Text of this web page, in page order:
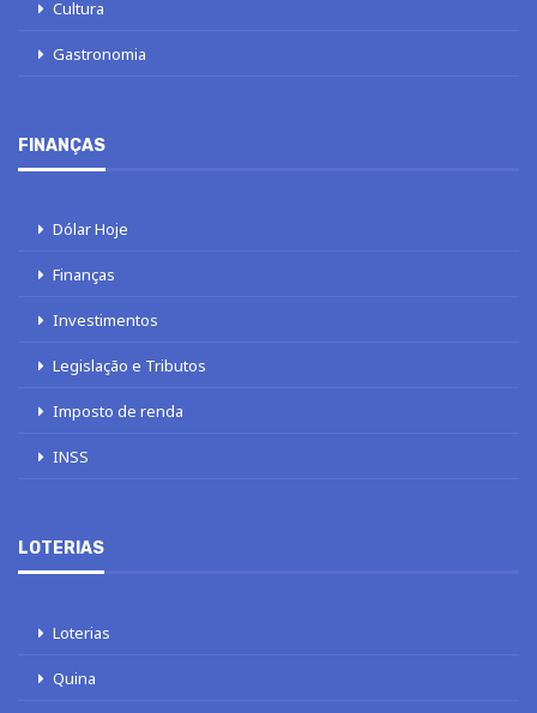
Cultura
Gastronomia
FINANÇAS
Dólar Hoje
Finanças
Investimentos
Legislação e Tributos
Imposto de renda
INSS
LOTERIAS
Loterias
Quina